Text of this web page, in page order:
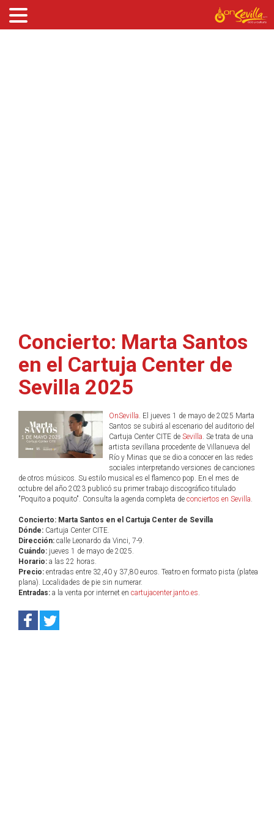
Concierto: Marta Santos
en el Cartuja Center de
Sevilla 2025
OnSevilla. El jueves 1 de mayo de 2025 Marta
Santos se subirá al escenario del auditorio del
Cartuja Center CITE de Sevilla. Se trata de una
artista sevillana procedente de Villanueva del
Río y Minas que se dio a conocer en las redes
sociales interpretando versiones de canciones
de otros músicos. Su estilo musical es el flamenco pop. En el mes de
octubre del año 2023 publicó su primer trabajo discográfico titulado
"Poquito a poquito". Consulta la agenda completa de conciertos en Sevilla.
Concierto: Marta Santos en el Cartuja Center de Sevilla
Dónde: Cartuja Center CITE.
Dirección: calle Leonardo da Vinci, 7-9.
Cuándo: jueves 1 de mayo de 2025.
Horario: a las 22 horas.
Precio: entradas entre 32,40 y 37,80 euros. Teatro en formato pista (platea
plana). Localidades de pie sin numerar.
Entradas: a la venta por internet en cartujacenter.janto.es.